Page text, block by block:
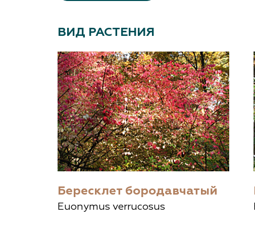
ВИД РАСТЕНИЯ
Бересклет бородавчатый
Euonymus verrucosus